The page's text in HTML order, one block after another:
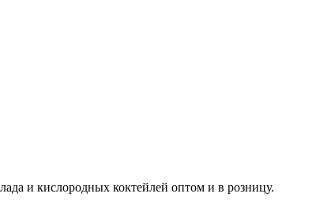
и кислородных коктейлей оптом и в розницу.